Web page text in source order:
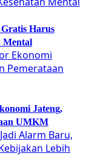
Harus
Mental
Jateng,
UMKM